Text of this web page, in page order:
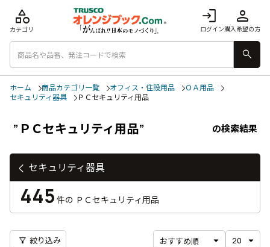
login
ログイン
person
購入希望の方
category
カテゴリ
search
ホーム 商品カテゴリ一覧 オフィス・住設用品
ＯＡ用品
セキュリティ器具
ＰＣセキュリティ用品
”ＰＣセキュリティ用品” の検索結果
filter_alt 絞り込み
セキュリティ器具
445 件の ＰＣセキュリティ用品